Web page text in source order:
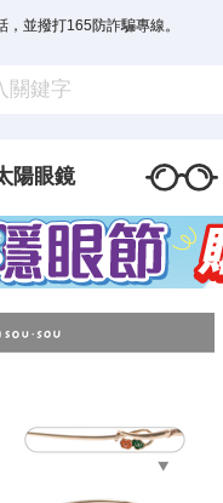
並撥打165防詐騙專線。
陽眼鏡